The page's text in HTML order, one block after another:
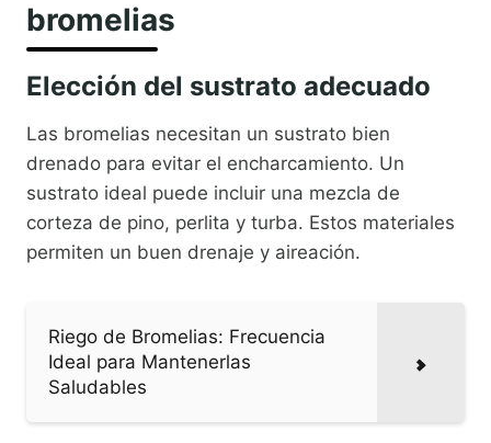
bromelias
Elección del sustrato adecuado
Las bromelias necesitan un sustrato bien
drenado para evitar el encharcamiento. Un
sustrato ideal puede incluir una mezcla de
corteza de pino, perlita y turba. Estos materiales
permiten un buen drenaje y aireación.
Riego de Bromelias: Frecuencia
Ideal para Mantenerlas
Saludables